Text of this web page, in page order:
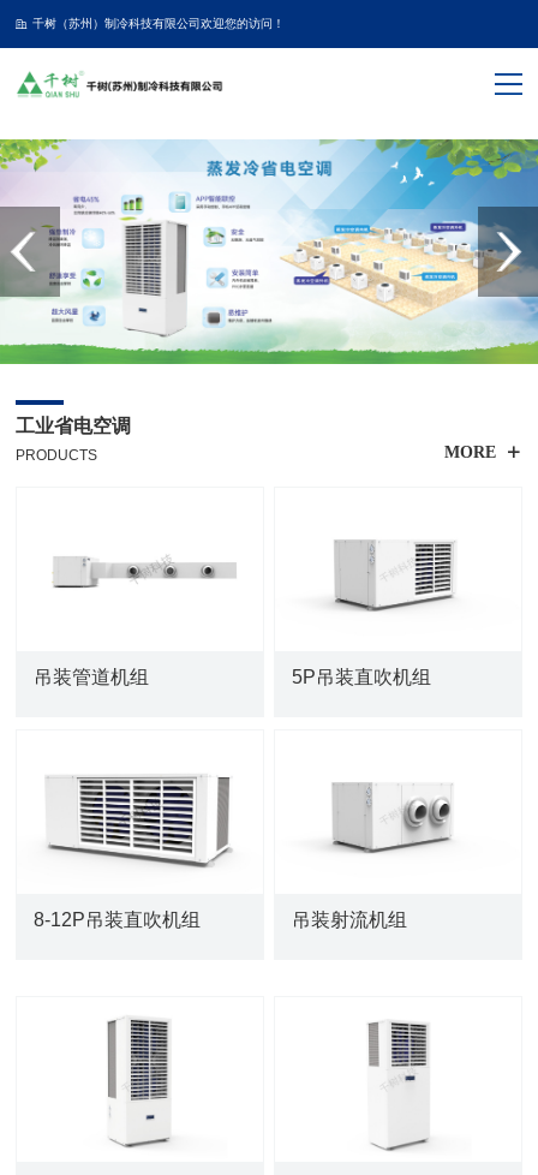
千树（苏州）制冷科技有限公司欢迎您的访问！
工业省电空调
PRODUCTS MORE
吊装管道机组 5P吊装直吹机组
8-12P吊装直吹机组 吊装射流机组